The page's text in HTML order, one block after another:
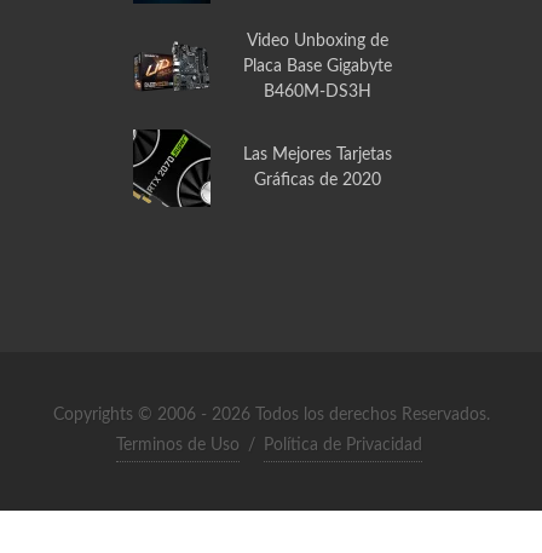
Video Unboxing de
Placa Base Gigabyte
B460M-DS3H
Las Mejores Tarjetas
Gráficas de 2020
Copyrights © 2006 - 2026 Todos los derechos Reservados.
Terminos de Uso
/ Política de Privacidad